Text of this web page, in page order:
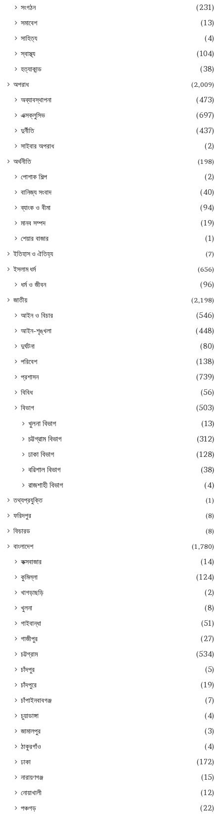
সংগঠন
(231)
সমাবেশ
(13)
সাহিত্য
(4)
স্বাস্থ্য
(104)
হত্যাকান্ড
(38)
অপরাধ (2,009)
অব্যাবস্থাপনা
(473)
এক্সক্লুসিভ
(697)
দুর্নীতি
(437)
সাইবার অপরাধ
(2)
অর্থনীতি (198)
পোশাক শিল্প
(2)
বানিজ্য সংবাদ
(40)
ব্যাংক ও বীমা
(94)
মানব সম্পদ
(19)
শেয়ার বাজার
(1)
ইতিহাস ও ঐতিহ্য
(7)
ইসলাম ধর্ম
(656)
ধর্ম ও জীবন (96)
জাতীয় (2,198)
আইন ও বিচার
(546)
আইন-শৃঙ্খলা
(448)
দুর্ঘটনা
(80)
পরিবেশ
(138)
প্রশাসন
(739)
বিবিধ
(56)
বিভাগ
(503)
খুলনা বিভাগ
(13)
চট্টগ্রাম বিভাগ
(312)
ঢাকা বিভাগ
(128)
বরিশাল বিভাগ
(38)
রাজশাহী বিভাগ
(4)
তথ্যপ্রযুক্তি
(1)
ফরিদপুর
(8)
ফিচারড
(8)
বাংলাদেশ
(1,780)
কক্সবাজার
(14)
কুমিল্লা
(124)
খাগড়াছড়ি
(2)
খুলনা
(8)
গাইবান্ধা
(51)
গাজীপুর
(27)
চট্টগ্রাম
(534)
চাঁদপুর
(5)
চাঁদপুরে
(19)
চাঁপাইনবাবগঞ্জ
(7)
চুয়াডাঙ্গা
(4)
জামালপুর
(3)
ঠাকুরগাঁও
(4)
ঢাকা
(172)
নারায়ণগঞ্জ
(15)
নোয়াখালী
(12)
পঞ্চগড়
(22)